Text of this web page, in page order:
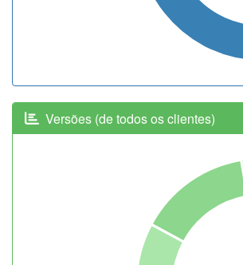
Versões (de todos os clientes)